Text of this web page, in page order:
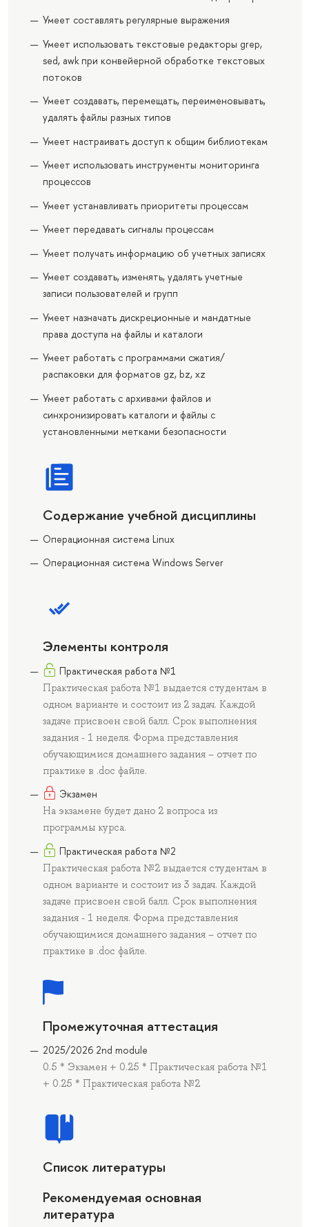
Умеет составлять регулярные выражения
Умеет использовать текстовые редакторы grep,
sed, awk при конвейерной обработке текстовых
потоков
Умеет создавать, перемещать, переименовывать,
удалять файлы разных типов
Умеет настраивать доступ к общим библиотекам
Умеет использовать инструменты мониторинга
процессов
Умеет устанавливать приоритеты процессам
Умеет передавать сигналы процессам
Умеет получать информацию об учетных записях
Умеет создавать, изменять, удалять учетные
записи пользователей и групп
Умеет назначать дискреционные и мандатные
права доступа на файлы и каталоги
Умеет работать с программами сжатия/
распаковки для форматов gz, bz, xz
Умеет работать с архивами файлов и
синхронизировать каталоги и файлы с
установленными метками безопасности
Содержание учебной дисциплины
Операционная система Linux
Операционная система Windows Server
Элементы контроля
Практическая работа №1
Практическая работа №1 выдается студентам в
одном варианте и состоит из 2 задач. Каждой
задаче присвоен свой балл. Срок выполнения
задания - 1 неделя. Форма представления
обучающимися домашнего задания – отчет по
практике в .doc файле.
Экзамен
На экзамене будет дано 2 вопроса из
программы курса.
Практическая работа №2
Практическая работа №2 выдается студентам в
одном варианте и состоит из 3 задач. Каждой
задаче присвоен свой балл. Срок выполнения
задания - 1 неделя. Форма представления
обучающимися домашнего задания – отчет по
практике в .doc файле.
Промежуточная аттестация
2025/2026 2nd module
0.5 * Экзамен + 0.25 * Практическая работа №1
+ 0.25 * Практическая работа №2
Список литературы
Рекомендуемая основная
литература